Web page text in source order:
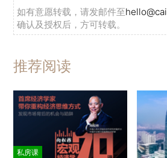
如有意愿转载，请发邮件至
确认及授权后，方可转载。
推荐阅读
私房课